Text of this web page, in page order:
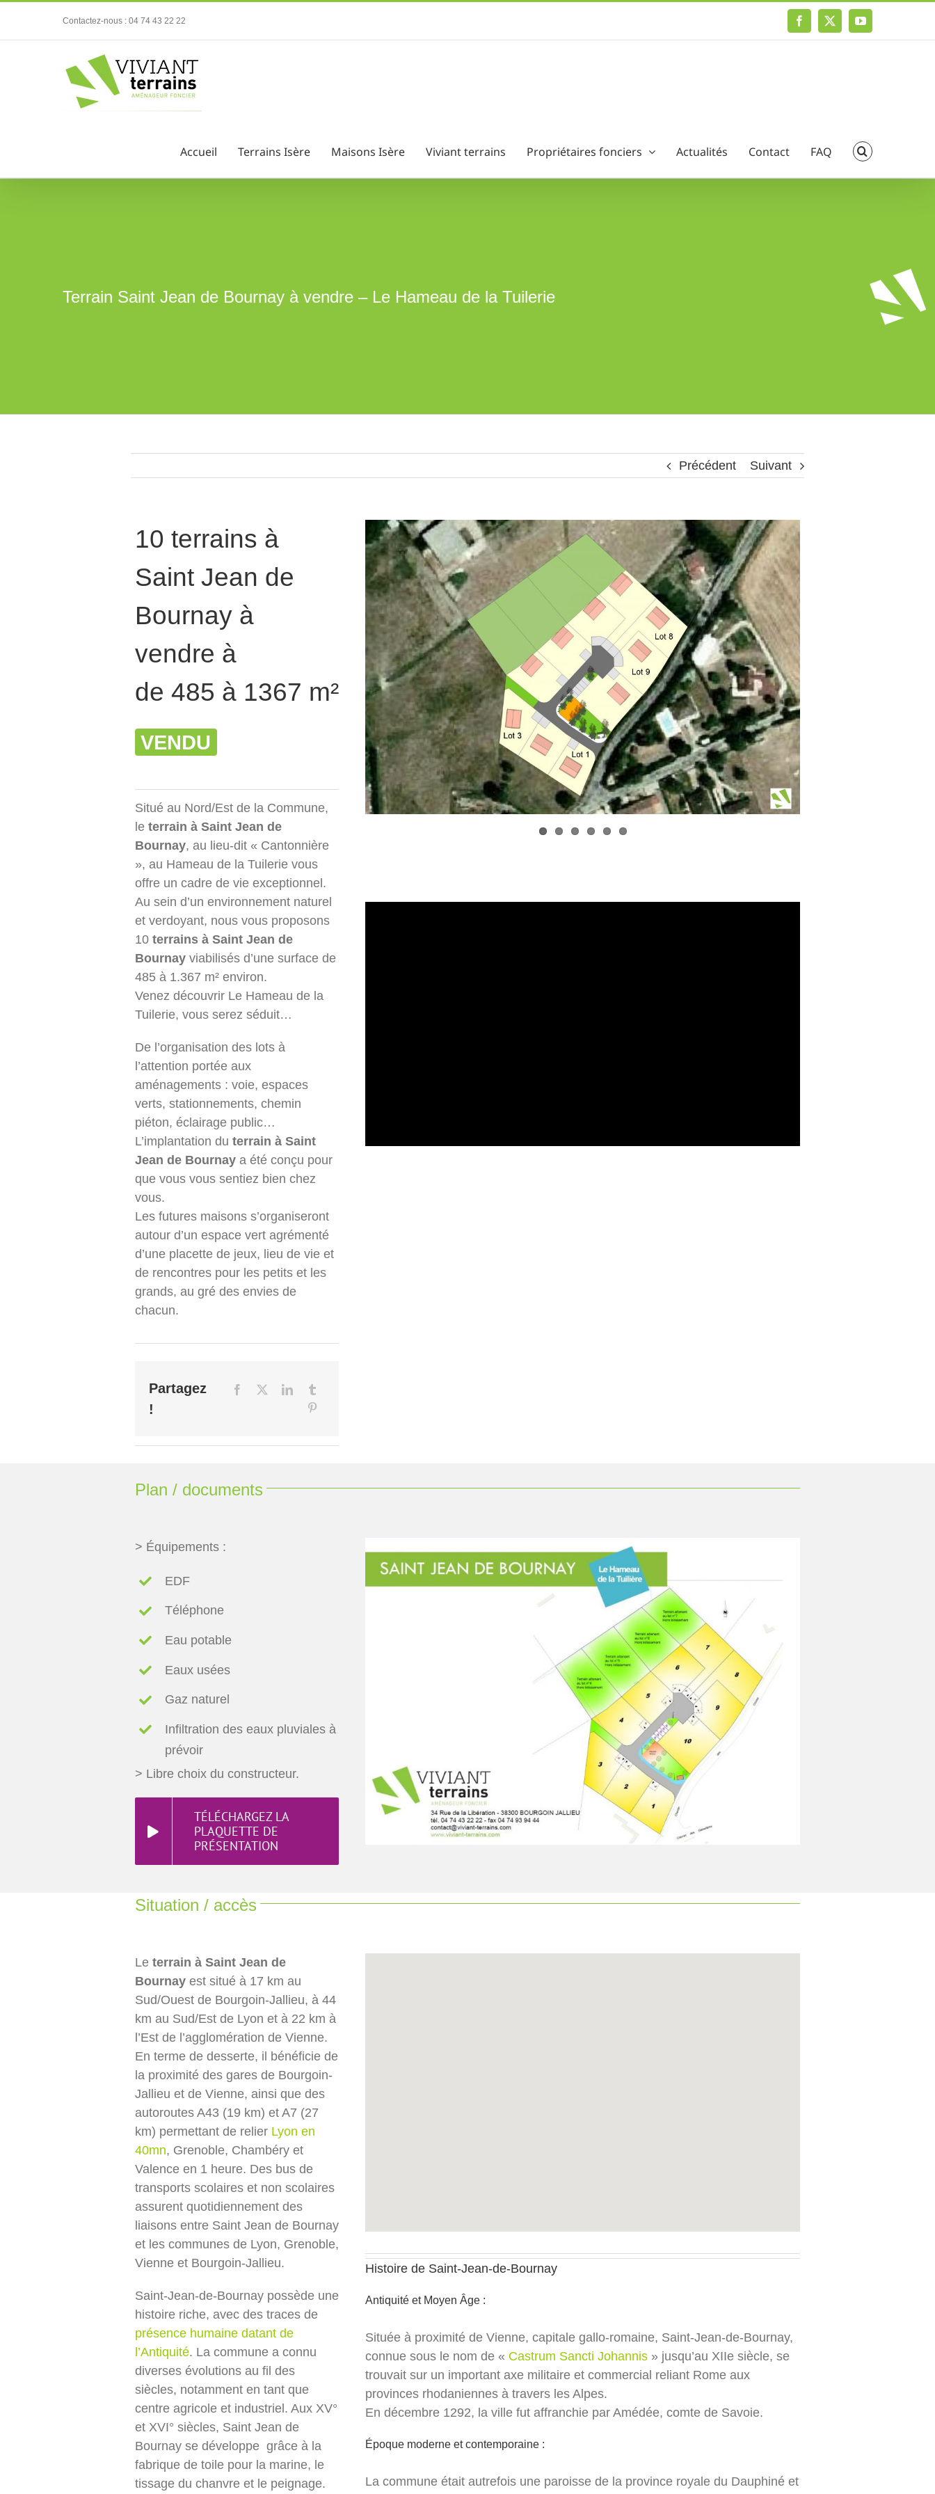
Contactez-nous : 04 74 43 22 22 Facebook
X YouTube
Accueil Terrains Isère Maisons Isère Viviant terrains Propriétaires fonciers Actualités Contact FAQ
Terrain Saint Jean de Bournay à vendre – Le Hameau de la Tuilerie
Précédent Suivant
10 terrains à
Saint Jean de
Bournay à
vendre à
de 485 à 1367 m²
VENDU
Situé au Nord/Est de la Commune,
le terrain à Saint Jean de
Bournay, au lieu-dit « Cantonnière
», au Hameau de la Tuilerie vous
offre un cadre de vie exceptionnel.
Au sein d’un environnement naturel
et verdoyant, nous vous proposons
10 terrains à Saint Jean de
Bournayviabilisés d’une surface de
485 à 1.367 m² environ.
Venez découvrir Le Hameau de la
Tuilerie, vous serez séduit…
De l’organisation des lots à
l’attention portée aux
aménagements : voie, espaces
verts, stationnements, chemin
piéton, éclairage public…
L’implantation du terrain à Saint
Jean de Bournaya été conçu pour
que vous vous sentiez bien chez
vous.
Les futures maisons s’organiseront
autour d’un espace vert agrémenté
d’une placette de jeux, lieu de vie et
de rencontres pour les petits et les
grands, au gré des envies de
chacun.
Partagez
!
Plan / documents
> Équipements :
EDF
Téléphone
Eau potable
Eaux usées
Gaz naturel
Infiltration des eaux pluviales à
prévoir
> Libre choix du constructeur.
TÉLÉCHARGEZ LA
PLAQUETTE DE
PRÉSENTATION
Situation / accès
Le terrain à Saint Jean de
Bournayest situé à 17 km au
Sud/Ouest de Bourgoin-Jallieu, à 44
km au Sud/Est de Lyon et à 22 km à
l’Est de l’agglomération de Vienne.
En terme de desserte, il bénéficie de
la proximité des gares de Bourgoin-
Jallieu et de Vienne, ainsi que des
autoroutes A43 (19 km) et A7 (27
km) permettant de relier Lyon en
40mn, Grenoble, Chambéry et
Valence en 1 heure. Des bus de
transports scolaires et non scolaires
assurent quotidiennement des
liaisons entre Saint Jean de Bournay
et les communes de Lyon, Grenoble,
Vienne et Bourgoin-Jallieu.
Saint-Jean-de-Bournay possède une
histoire riche, avec des traces de
présence humaine datant de
l’Antiquité. La commune a connu
diverses évolutions au fil des
siècles, notamment en tant que
centre agricole et industriel. Aux XV°
et XVI° siècles, Saint Jean de
Bournay se développe grâce à la
fabrique de toile pour la marine, le
tissage du chanvre et le peignage.
Histoire de Saint-Jean-de-Bournay
Antiquité et Moyen Âge :
Située à proximité de Vienne, capitale gallo-romaine, Saint-Jean-de-Bournay,
connue sous le nom de « Castrum Sancti Johannis » jusqu’au XIIe siècle, se
trouvait sur un important axe militaire et commercial reliant Rome aux
provinces rhodaniennes à travers les Alpes.
En décembre 1292, la ville fut affranchie par Amédée, comte de Savoie.
Époque moderne et contemporaine :
La commune était autrefois une paroisse de la province royale du Dauphiné et